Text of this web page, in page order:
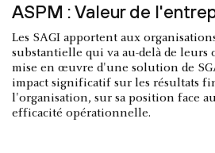
ASPM : Valeur de
Les SAGI apportent aux
substantielle qui va au-delà de leurs
mise en œuvre d'une solution de
impact significatif sur les résultats
l'organisation, sur sa position face
efficacité opérationnelle.